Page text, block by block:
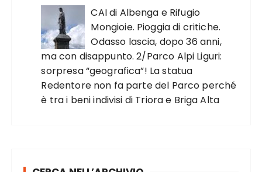
CAI di Albenga e Rifugio
Mongioie. Pioggia di critiche.
Odasso lascia, dopo 36 anni,
ma con disappunto. 2/Parco Alpi Liguri:
sorpresa “geografica”! La statua
Redentore non fa parte del Parco perché
è tra i beni indivisi di Triora e Briga Alta